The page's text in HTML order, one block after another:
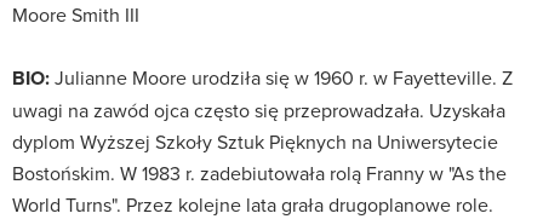
Moore Smith III
BIO:Julianne Moore urodziła się w 1960 r. w Fayetteville. Z
uwagi na zawód ojca często się przeprowadzała. Uzyskała
dyplom Wyższej Szkoły Sztuk Pięknych na Uniwersytecie
Bostońskim. W 1983 r. zadebiutowała rolą Franny w "As the
World Turns". Przez kolejne lata grała drugoplanowe role.